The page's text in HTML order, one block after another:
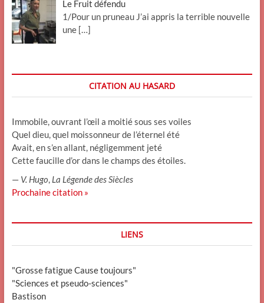
Le Fruit défendu
1/Pour un pruneau J’ai appris la terrible nouvelle
une […]
CITATION AU HASARD
Immobile, ouvrant l’œil a moitié sous ses voiles
Quel dieu, quel moissonneur de l’éternel été
Avait, en s’en allant, négligemment jeté
Cette faucille d’or dans le champs des étoiles.
— V. Hugo, La Légende des Siècles
Prochaine citation »
LIENS
"Grosse fatigue Cause toujours"
"Sciences et pseudo-sciences"
Bastison